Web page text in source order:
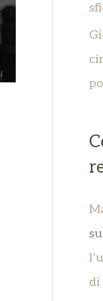
su
di